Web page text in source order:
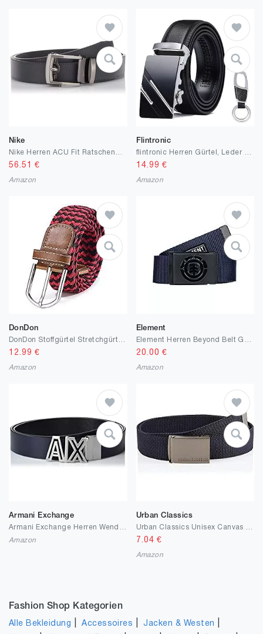
Nike
56.51 €
Amazon
Flintronic
14.99 €
Amazon
DonDon
12.99 €
Amazon
Element
20.00 €
Amazon
Armani Exchange
Amazon
Urban Classics
7.04 €
Amazon
Fashion Shop Kategorien
Alle Bekleidung |Accessoires |Jacken & Westen